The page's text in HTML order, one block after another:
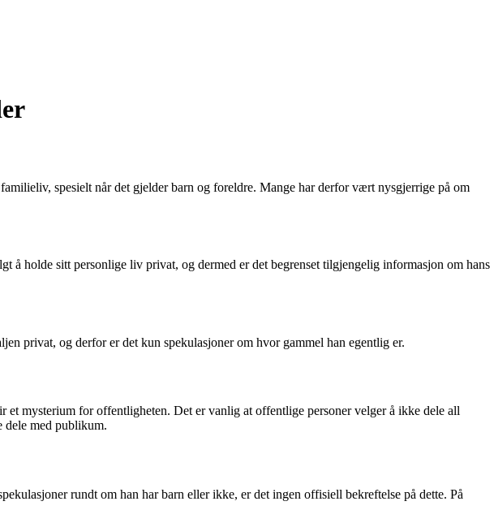
spesielt når det gjelder barn og foreldre. Mange har derfor vært nysgjerrige på om
holde sitt personlige liv privat, og dermed er det begrenset tilgjengelig informasjon om hans
privat, og derfor er det kun spekulasjoner om hvor gammel han egentlig er.
mysterium for offentligheten. Det er vanlig at offentlige personer velger å ikke dele all
dele med publikum.
rundt om han har barn eller ikke, er det ingen offisiell bekreftelse på dette. På